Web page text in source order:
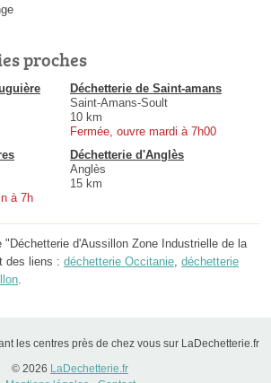
proches
Déchetterie de Saint-amans
Saint-Amans-Soult
10 km
Fermée, ouvre mardi à 7h00
à 7h
Déchetterie d'Anglès
Anglès
15 km
"Déchetterie d'Aussillon Zone Industrielle de la
des liens : déchetterie Occitanie, déchetterie
.
les centres près de chez vous sur LaDechetterie.fr
© 2026 LaDechetterie.fr